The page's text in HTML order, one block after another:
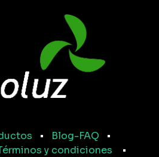
• Blog-FAQ
•
y condiciones •